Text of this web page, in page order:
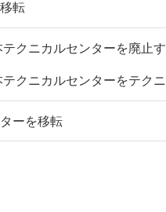
転
クニカルセンターを廃止
クニカルセンターをテク
ーを移転